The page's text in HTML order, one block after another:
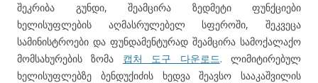
შეკრიბა გუნდი, შეამცირა ზედმეტი ფუნქციები
ხელისუფლების აღმასრულებელ სფეროში, შეკვეცა
სამინისტროები და ფუნდამენტურად შეამცირა სამოქალაქო
მომსახურების ზომა 캡처 도구 다운로드. ლიმიტირებულ
ხელისუფლებზე ბენდუქიძის ხედვა შეავსო სააკაშვილის